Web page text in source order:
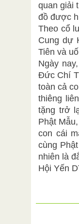
quan giải
đồ được
Theo cổ
Cung dự
Tiên và
Ngày
Đức Chí
toàn cả
thiêng
tặng trở
Phật
con cái
cùng
nhiên là
Hội Yến